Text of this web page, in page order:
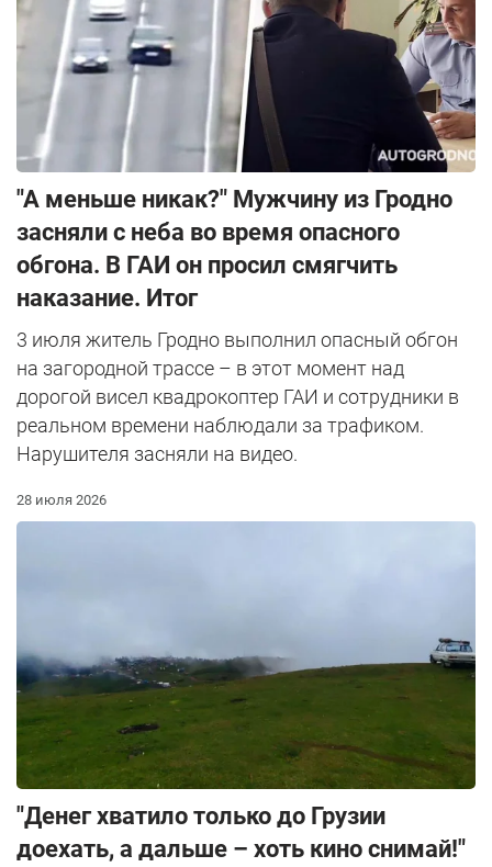
"А меньше никак?" Мужчину из Гродно
засняли с неба во время опасного
обгона. В ГАИ он просил смягчить
наказание. Итог
3 июля житель Гродно выполнил опасный обгон
на загородной трассе – в этот момент над
дорогой висел квадрокоптер ГАИ и сотрудники в
реальном времени наблюдали за трафиком.
Нарушителя засняли на видео.
28 июля 2026
"Денег хватило только до Грузии
доехать, а дальше – хоть кино снимай!"